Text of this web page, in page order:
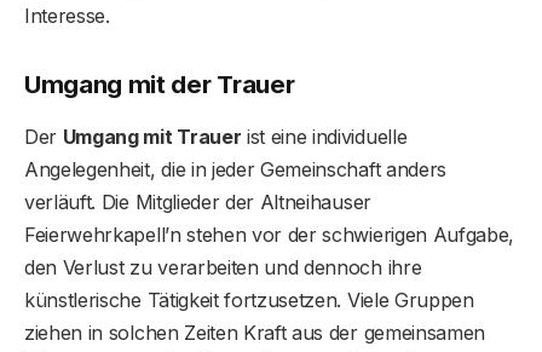
Interesse.
Umgang mit der Trauer
Der Umgang mit Trauer ist eine individuelle
Angelegenheit, die in jeder Gemeinschaft anders
verläuft. Die Mitglieder der Altneihauser
Feierwehrkapell’n stehen vor der schwierigen Aufgabe,
den Verlust zu verarbeiten und dennoch ihre
künstlerische Tätigkeit fortzusetzen. Viele Gruppen
ziehen in solchen Zeiten Kraft aus der gemeinsamen